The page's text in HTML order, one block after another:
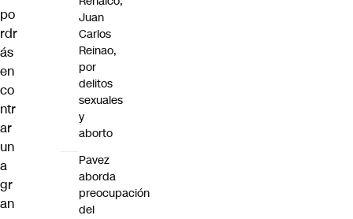
po
rdr
ás
en
co
ntr
ar
un
a
gr
an
Juan
Carlos
Reinao,
por
delitos
sexuales
y
aborto
Pavez
aborda
preocupación
del